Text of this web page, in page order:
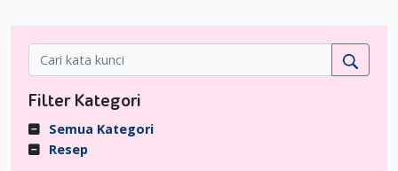
Filter Kategori
Semua Kategori
Resep